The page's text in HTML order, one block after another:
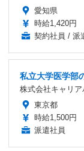
愛知県
時給1,420円
契約社員 / 派
私立大学医学部
株式会社キャリア
東京都
時給1,500円
派遣社員